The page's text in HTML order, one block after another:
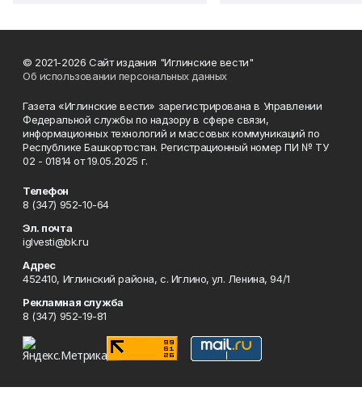
© 2021-2026 Сайт издания "Иглинские вести"
Об использовании персональных данных
Газета «Иглинские вести» зарегистрирована в Управлении
Федеральной службы по надзору в сфере связи,
информационных технологий и массовых коммуникаций по
Республике Башкортостан. Регистрационный номер ПИ № ТУ
02 - 01814 от 19.05.2025 г.
Телефон
8 (347) 952-10-64
Эл. почта
iglvesti@bk.ru
Адрес
452410, Иглинский района, с. Иглино, ул. Ленина, 94/1
Рекламная служба
8 (347) 952-19-81